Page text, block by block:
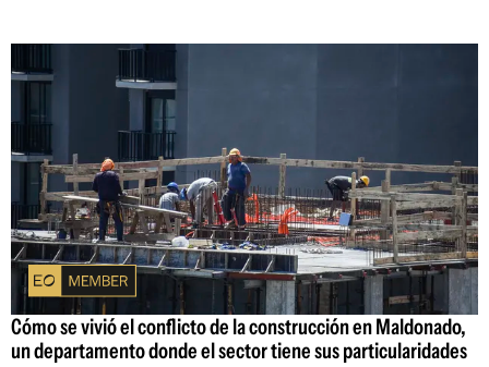
Cómo se vivió el conflicto de la construcción en Maldonado,
un departamento donde el sector tiene sus particularidades